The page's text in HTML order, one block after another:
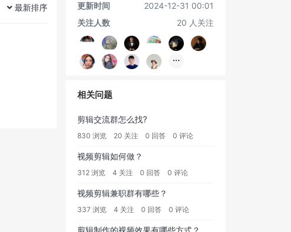
最新排序
更新时间
2024-12-31 00:01
关注人数
20 人关注
相关问题
剪辑交流群怎么找?
830 浏览 20 关注 0 回答 0 评论
视频剪辑如何做？
312 浏览 4 关注 0 回答 0 评论
视频剪辑兼职群有哪些？
337 浏览 4 关注 0 回答 0 评论
剪辑制作的视频效果有哪些方式？